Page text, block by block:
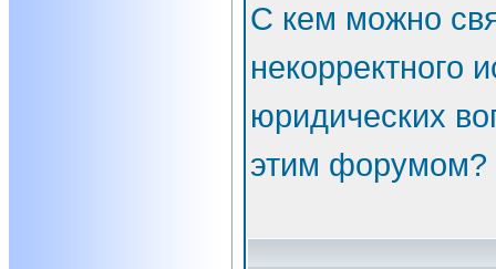
С кем можно
некорректного
юридических
этим форумом?